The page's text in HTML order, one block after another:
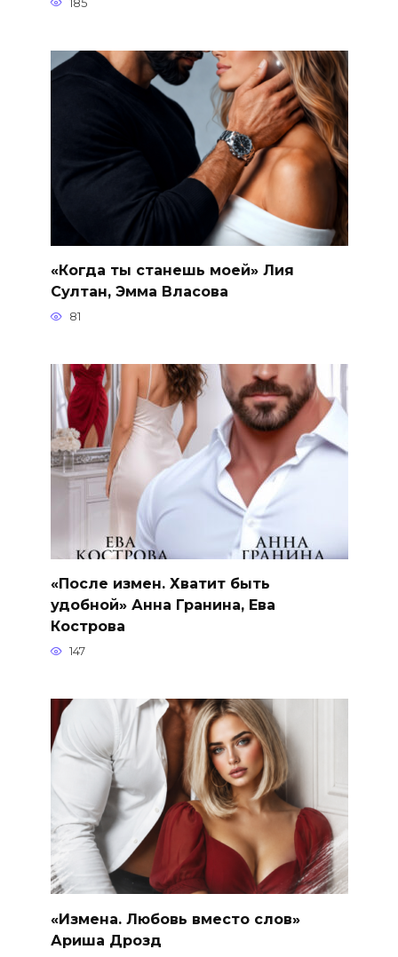
185
«Когда ты станешь моей» Лия
Султан, Эмма Власова
81
«После измен. Хватит быть
удобной» Анна Гранина, Ева
Кострова
147
«Измена. Любовь вместо слов»
Ариша Дрозд